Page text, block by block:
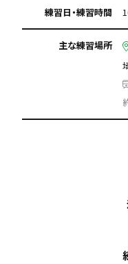
練習日・練習時間
主な練習場所